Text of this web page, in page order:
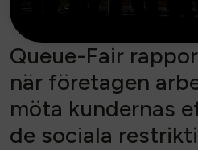
Queue-Fair
när företagen
möta kundernas
de sociala